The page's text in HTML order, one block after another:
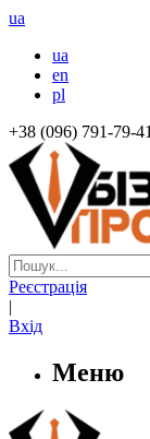
ua
ua
en
pl
+38 (096) 791-79-41
Реєстрація
|
Вхід
Меню